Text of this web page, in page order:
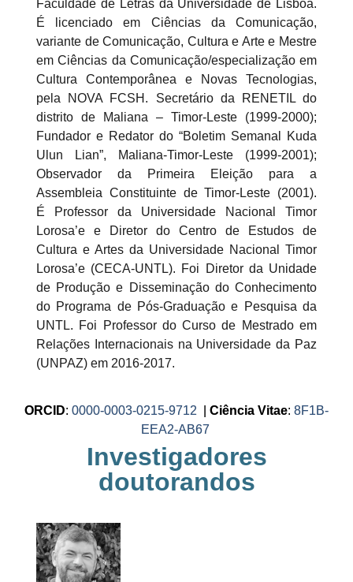
Faculdade de Letras da Universidade de Lisboa.
É licenciado em Ciências da Comunicação,
variante de Comunicação, Cultura e Arte e Mestre
em Ciências da Comunicação/especialização em
Cultura Contemporânea e Novas Tecnologias,
pela NOVA FCSH. Secretário da RENETIL do
distrito de Maliana – Timor-Leste (1999-2000);
Fundador e Redator do “Boletim Semanal Kuda
Ulun Lian”, Maliana-Timor-Leste (1999-2001);
Observador da Primeira Eleição para a
Assembleia Constituinte de Timor-Leste (2001).
É Professor da Universidade Nacional Timor
Lorosa’e e Diretor do Centro de Estudos de
Cultura e Artes da Universidade Nacional Timor
Lorosa’e (CECA-UNTL). Foi Diretor da Unidade
de Produção e Disseminação do Conhecimento
do Programa de Pós-Graduação e Pesquisa da
UNTL. Foi Professor do Curso de Mestrado em
Relações Internacionais na Universidade da Paz
(UNPAZ) em 2016-2017.
ORCID: 0000-0003-0215-9712 Ciência Vitae: 8F1B-
EEA2-AB67
Investigadores
doutorandos